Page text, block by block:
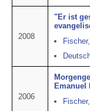
2008
"Er ist
2006
Emanuel